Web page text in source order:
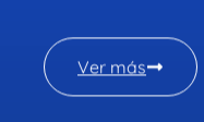
Ver más